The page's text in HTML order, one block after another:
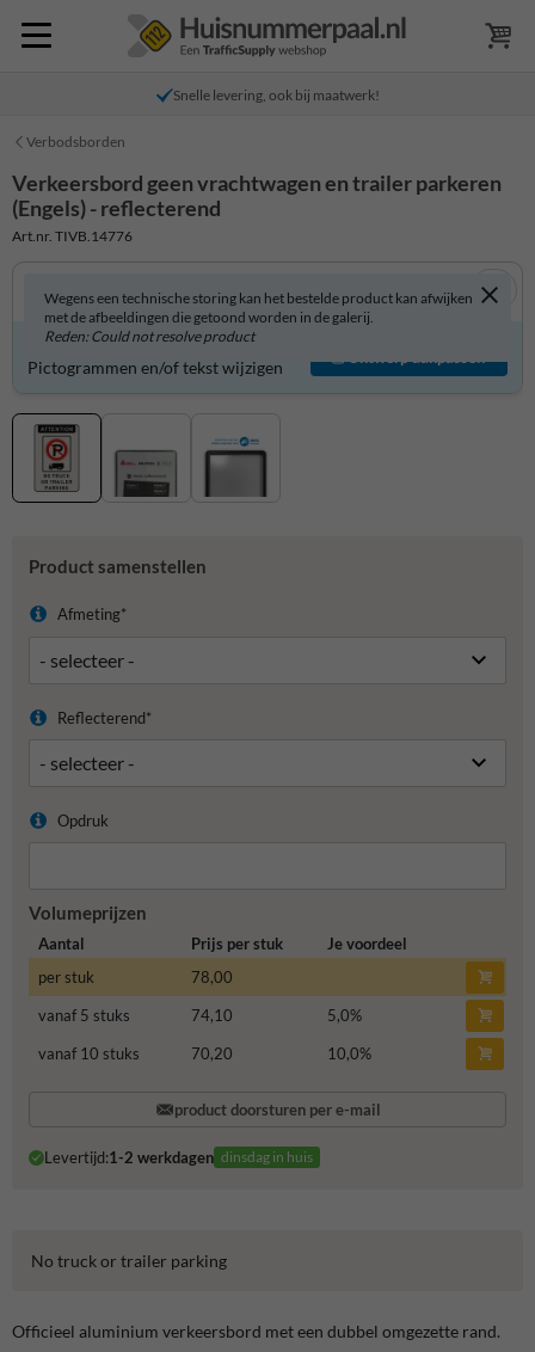
Snelle levering, ook bij maatwerk!
Verbodsborden
Verkeersbord geen vrachtwagen en trailer parkeren
(Engels) - reflecterend
Art.nr. TIVB.14776
Wegens een technische storing kan het bestelde product kan afwijken
met de afbeeldingen die getoond worden in de galerij.
Reden: Could not resolve product
Verkeersbord zelf aanpassen?
Pictogrammen en/of tekst wijzigen
Ontwerp aanpassen
Product samenstellen
Afmeting*
Reflecterend*
Opdruk
Volumeprijzen
Aantal Prijs per stuk
Je voordeel
per stuk
78,00
vanaf 5 stuks
74,10 5,0%
vanaf 10 stuks
70,20 10,0%
product doorsturen per e-mail
Levertijd:1-2 werkdagen dinsdag in huis
No truck or trailer parking
Officieel aluminium verkeersbord met een dubbel omgezette rand.